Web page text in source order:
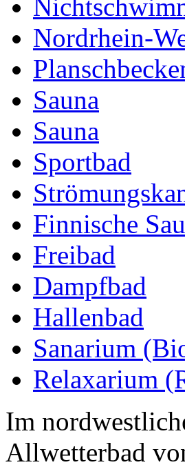
Nordrhein-
Sauna
Sauna
Sportbad
Finnische
Freibad
Dampfbad
Hallenbad
Sanarium
Relaxarium
Im
Allwetterbad